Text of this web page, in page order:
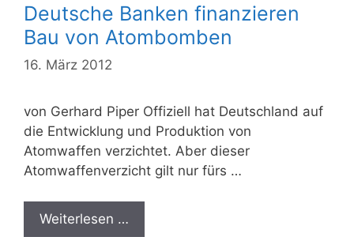
Deutsche Banken finanzieren
Bau von Atombomben
16. März 2012
von Gerhard Piper Offiziell hat Deutschland auf
die Entwicklung und Produktion von
Atomwaffen verzichtet. Aber dieser
Atomwaffenverzicht gilt nur fürs …
Weiterlesen …